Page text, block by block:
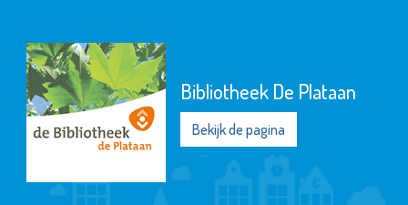
Bibliotheek De Plataan
Bekijk de pagina